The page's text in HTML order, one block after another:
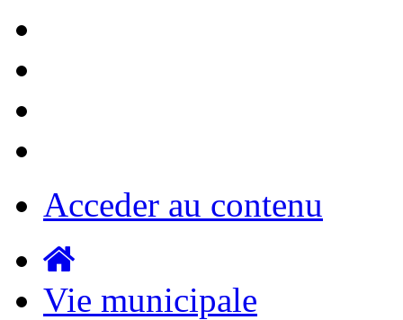
Acceder au contenu
Vie municipale